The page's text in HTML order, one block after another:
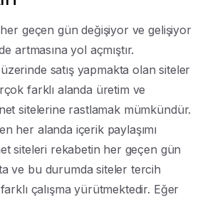
her geçen gün değişiyor ve gelişiyor
artmasına yol açmıştır.
satış yapmakta olan siteler
farklı alanda üretim ve
sitelerine rastlamak mümkündür.
her alanda içerik paylaşımı
siteleri rekabetin her geçen gün
ve bu durumda siteler tercih
çalışma yürütmektedir. Eğer